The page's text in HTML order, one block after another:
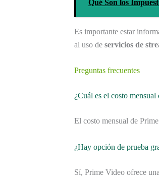
Qué Son los
Es importante estar
al uso de servicios de
Preguntas frecuentes
¿Cuál es el costo
El costo mensual de
¿Hay opción de prueba
Sí, Prime Video ofrece